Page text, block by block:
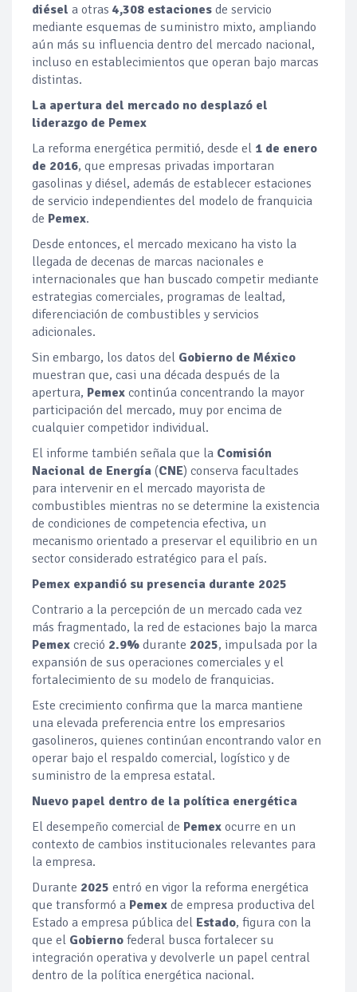
diésel a otras 4,308 estaciones de servicio
mediante esquemas de suministro mixto, ampliando
aún más su influencia dentro del mercado nacional,
incluso en establecimientos que operan bajo marcas
distintas.
La apertura del mercado no desplazó el
liderazgo de Pemex
La reforma energética permitió, desde el 1 de enero
de 2016, que empresas privadas importaran
gasolinas y diésel, además de establecer estaciones
de servicio independientes del modelo de franquicia
de Pemex.
Desde entonces, el mercado mexicano ha visto la
llegada de decenas de marcas nacionales e
internacionales que han buscado competir mediante
estrategias comerciales, programas de lealtad,
diferenciación de combustibles y servicios
adicionales.
Sin embargo, los datos del Gobierno de México
muestran que, casi una década después de la
apertura, Pemex continúa concentrando la mayor
participación del mercado, muy por encima de
cualquier competidor individual.
El informe también señala que la Comisión
Nacional de Energía (CNE) conserva facultades
para intervenir en el mercado mayorista de
combustibles mientras no se determine la existencia
de condiciones de competencia efectiva, un
mecanismo orientado a preservar el equilibrio en un
sector considerado estratégico para el país.
Pemex expandió su presencia durante 2025
Contrario a la percepción de un mercado cada vez
más fragmentado, la red de estaciones bajo la marca
Pemex creció 2.9% durante 2025, impulsada por la
expansión de sus operaciones comerciales y el
fortalecimiento de su modelo de franquicias.
Este crecimiento confirma que la marca mantiene
una elevada preferencia entre los empresarios
gasolineros, quienes continúan encontrando valor en
operar bajo el respaldo comercial, logístico y de
suministro de la empresa estatal.
Nuevo papel dentro de la política energética
El desempeño comercial de Pemex ocurre en un
contexto de cambios institucionales relevantes para
la empresa.
Durante 2025 entró en vigor la reforma energética
que transformó a Pemex de empresa productiva del
Estado a empresa pública del Estado, figura con la
que el Gobierno federal busca fortalecer su
integración operativa y devolverle un papel central
dentro de la política energética nacional.